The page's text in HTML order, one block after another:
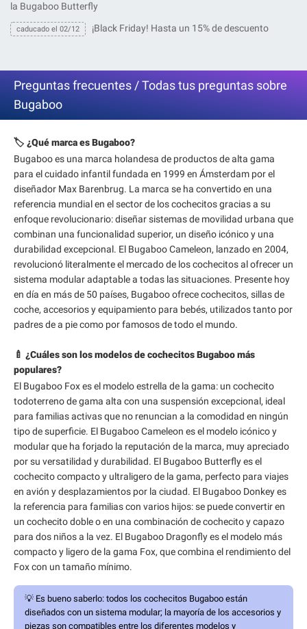
la Bugaboo Butterfly
caducado el 02/12 ¡Black Friday! Hasta un 15% de descuento
Preguntas frecuentes / Todas tus preguntas sobre
Bugaboo
🏷️ ¿Qué marca es Bugaboo?
Bugaboo es una marca holandesa de productos de alta gama
para el cuidado infantil fundada en 1999 en Ámsterdam por el
diseñador Max Barenbrug. La marca se ha convertido en una
referencia mundial en el sector de los cochecitos gracias a su
enfoque revolucionario: diseñar sistemas de movilidad urbana que
combinan una funcionalidad superior, un diseño icónico y una
durabilidad excepcional. El Bugaboo Cameleon, lanzado en 2004,
revolucionó literalmente el mercado de los cochecitos al ofrecer un
sistema modular adaptable a todas las situaciones. Presente hoy
en día en más de 50 países, Bugaboo ofrece cochecitos, sillas de
coche, accesorios y equipamiento para bebés, utilizados tanto por
padres de a pie como por famosos de todo el mundo.
🍼 ¿Cuáles son los modelos de cochecitos Bugaboo más
populares?
El Bugaboo Fox es el modelo estrella de la gama: un cochecito
todoterreno de gama alta con una suspensión excepcional, ideal
para familias activas que no renuncian a la comodidad en ningún
tipo de superficie. El Bugaboo Cameleon es el modelo icónico y
modular que ha forjado la reputación de la marca, muy apreciado
por su versatilidad y durabilidad. El Bugaboo Butterfly es el
cochecito compacto y ultraligero de la gama, perfecto para viajes
en avión y desplazamientos por la ciudad. El Bugaboo Donkey es
la referencia para familias con varios hijos: se puede convertir en
un cochecito doble o en una combinación de cochecito y capazo
para dos niños a la vez. El Bugaboo Dragonfly es el modelo más
compacto y ligero de la gama Fox, que combina el rendimiento del
Fox con un tamaño mínimo.
💡 Es bueno saberlo: todos los cochecitos Bugaboo están
diseñados con un sistema modular; la mayoría de los accesorios y
piezas son compatibles entre los diferentes modelos y